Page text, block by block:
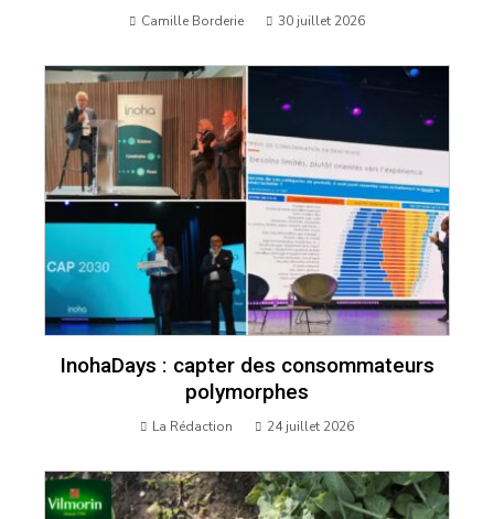
Camille Borderie 30 juillet 2026
InohaDays : capter des consommateurs
polymorphes
La Rédaction 24 juillet 2026